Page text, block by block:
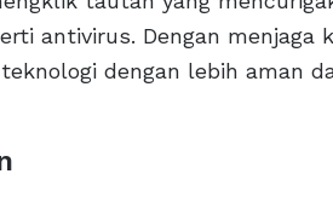
antivirus. Dengan
dengan lebih aman